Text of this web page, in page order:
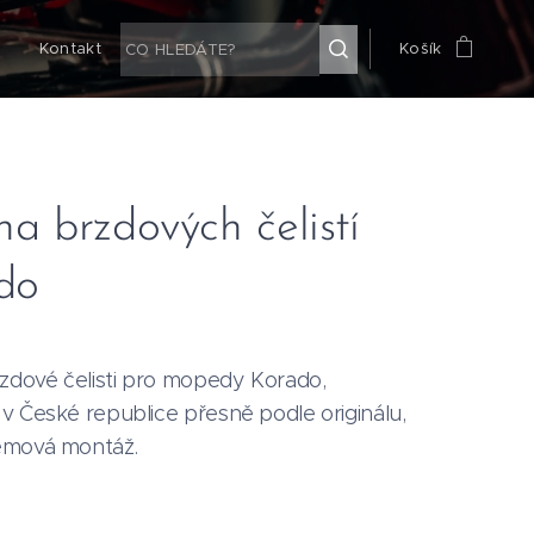
Kontakt Košík
brzdových čelistí
čelisti pro mopedy Korado,
České republice přesně podle originálu,
montáž.